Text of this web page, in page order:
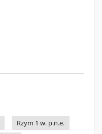
Rzym 1 w. p.n.e.